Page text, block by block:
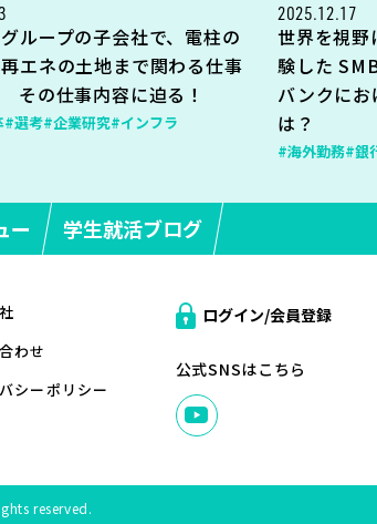
ループの子会社で、電柱の
エネの土地まで関わる仕事
その仕事内容に迫る！
#選考#企業研究#インフラ
2025.12.17
世界を視野
験した
バンクに
は？
#海外勤務#銀
ー 学生就活ブログ
わせ
シーポリシー
ログイン/会員登録
公式SNSはこちら
reserved.